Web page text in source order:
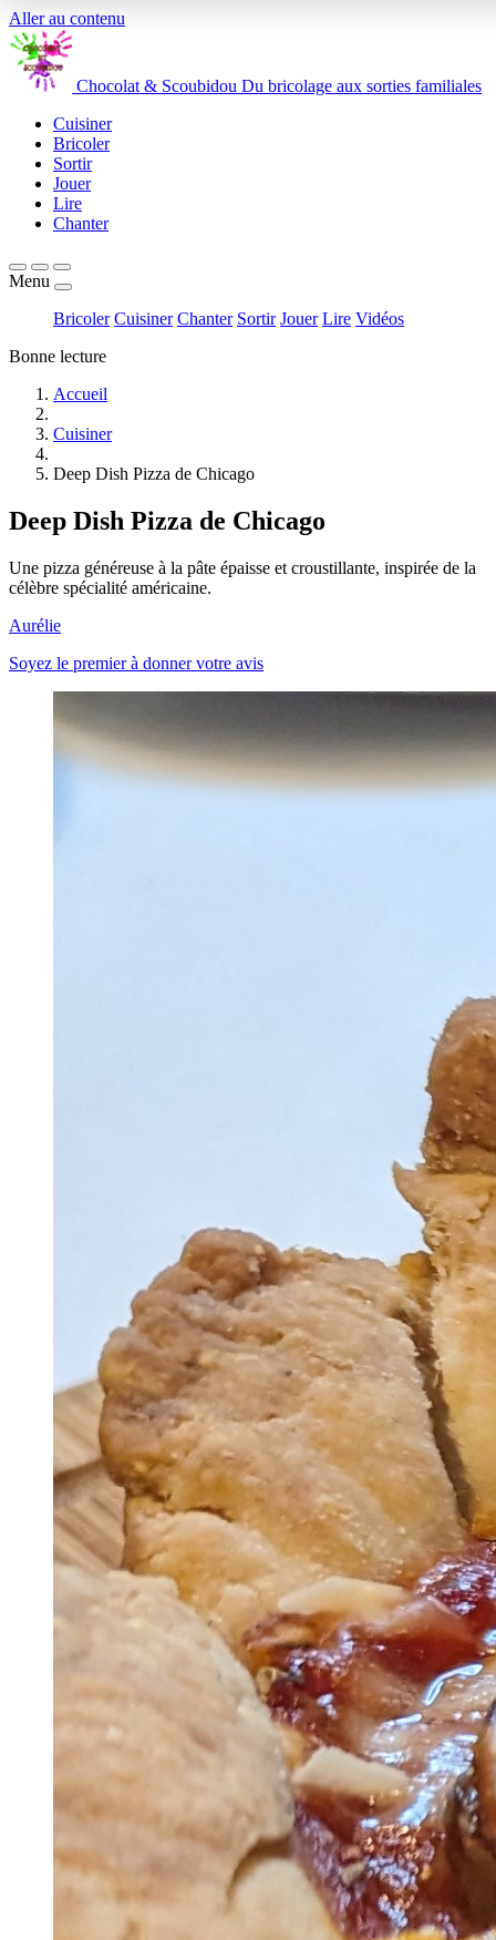
Aller au contenu
Chocolat & Scoubidou Du bricolage aux sorties familiales
Cuisiner
Bricoler
Sortir
Jouer
Lire
Chanter
Menu
Bricoler Cuisiner Chanter Sortir Jouer Lire Vidéos
Bonne lecture
Accueil
Cuisiner
Deep Dish Pizza de Chicago
Deep Dish Pizza de Chicago
Une pizza généreuse à la pâte épaisse et croustillante, inspirée de la
célèbre spécialité américaine.
Aurélie
Soyez le premier à donner votre avis